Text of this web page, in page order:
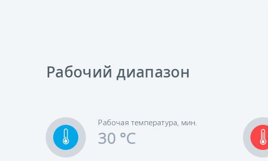
Рабочий диапазон
Рабочая температура, мин.
30 °C